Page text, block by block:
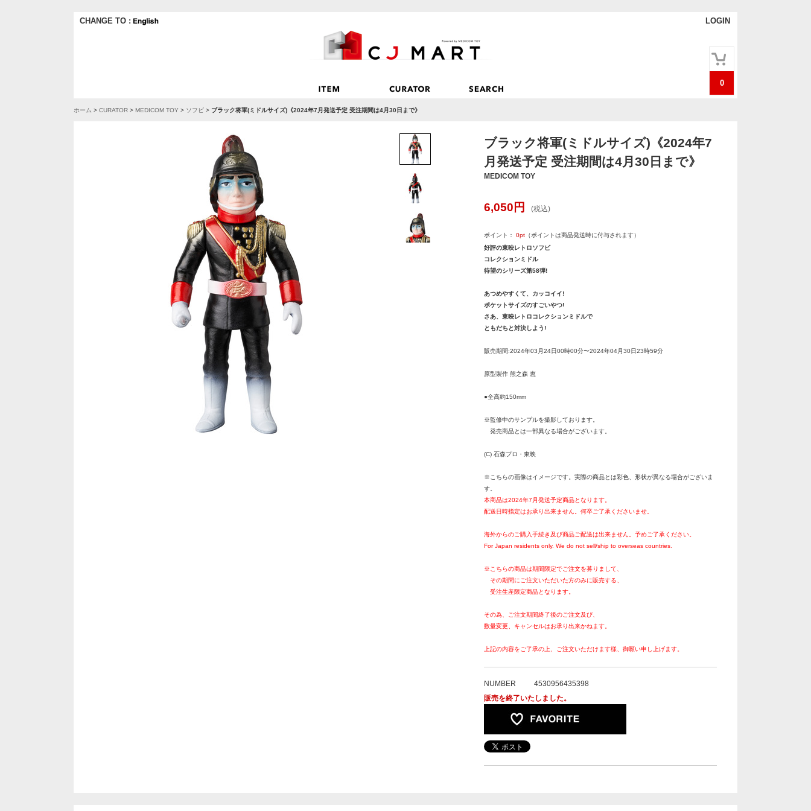
CHANGE TO : LOGIN
0
ホーム > CURATOR > MEDICOM TOY > ソフビ > ブラック将軍(ミドルサイズ)《2024年7月発送予定 受注期間は4月30日まで》
ブラック将軍(ミドルサイズ)《2024年7
月発送予定 受注期間は4月30日まで》
MEDICOM TOY
6,050 円 (税込)
ポイント： 0pt （ポイントは商品発送時に付与されます）
好評の東映レトロソフビ
コレクションミドル
待望のシリーズ第58弾!
あつめやすくて、カッコイイ!
ポケットサイズのすごいやつ!
さあ、東映レトロコレクションミドルで
ともだちと対決しよう!
販売期間:2024年03月24日00時00分〜2024年04月30日23時59分
原型製作 熊之森 恵
●全高約150mm
※監修中のサンプルを撮影しております。
発売商品とは一部異なる場合がございます。
(C) 石森プロ・東映
※こちらの画像はイメージです。実際の商品とは彩色、形状が異なる場合がございま
す。
本商品は2024年7月発送予定商品となります。
配送日時指定はお承り出来ません。何卒ご了承くださいませ。
海外からのご購入手続き及び商品ご配送は出来ません。予めご了承ください。
For Japan residents only. We do not sell/ship to overseas countries.
※こちらの商品は期間限定でご注文を募りまして、
その期間にご注文いただいた方のみに販売する、
受注生産限定商品となります。
その為、ご注文期間終了後のご注文及び、
数量変更、キャンセルはお承り出来かねます。
上記の内容をご了承の上、ご注文いただけます様、御願い申し上げます。
NUMBER
4530956435398
販売を終了いたしました。